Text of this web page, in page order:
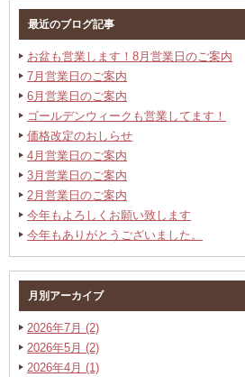
最近のブログ記事
お盆も営業します！8月営業日のご案内
7月営業日のご案内
6月営業日のご案内
ゴールデンウィークも営業してます！
価格改定のおしらせ
4月営業日のご案内
3月営業日のご案内
2月営業日のご案内
今年もよろしくお願い致します
今年もありがとうございました。
月別アーカイブ
2026年7月 (2)
2026年5月 (2)
2026年4月 (1)